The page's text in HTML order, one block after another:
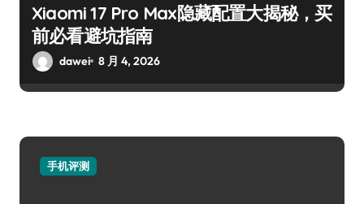
Xiaomi 17 Pro Max隐藏配置大揭秘，买
前必看避坑指南
dawei 8 月 4, 2026
手机评测